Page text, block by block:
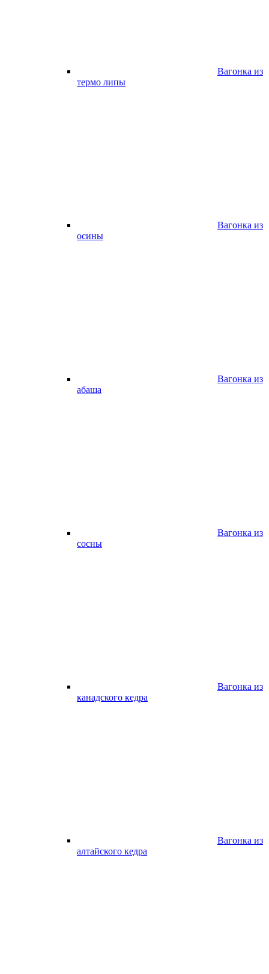
Вагонка из
термо липы
Вагонка из
осины
Вагонка из
абаша
Вагонка из
сосны
Вагонка из
канадского кедра
Вагонка из
алтайского кедра